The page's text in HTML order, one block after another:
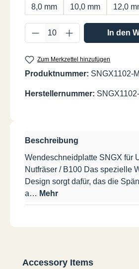
8,0 mm
10,0 mm 12,0
Produkt Anzahl: Gib
In den
Zum Merkzettel hinzufügen
Produktnummer: SNGX1102-
Herstellernummer:
Beschreibung
Wendeschneidplatte SNGX für
Nutfräser / B100 Das spezielle
Design sorgt dafür, das die
a… Mehr
Produktgalerie überspringen
Accessory Items